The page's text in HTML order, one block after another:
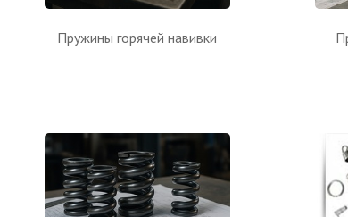
Пружины горячей навивки